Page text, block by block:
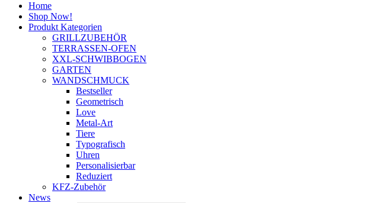
Home
Shop Now!
Produkt Kategorien
GRILLZUBEHÖR
TERRASSEN-OFEN
XXL-SCHWIBBOGEN
GARTEN
WANDSCHMUCK
Bestseller
Geometrisch
Love
Metal-Art
Tiere
Typografisch
Uhren
Personalisierbar
Reduziert
KFZ-Zubehör
News